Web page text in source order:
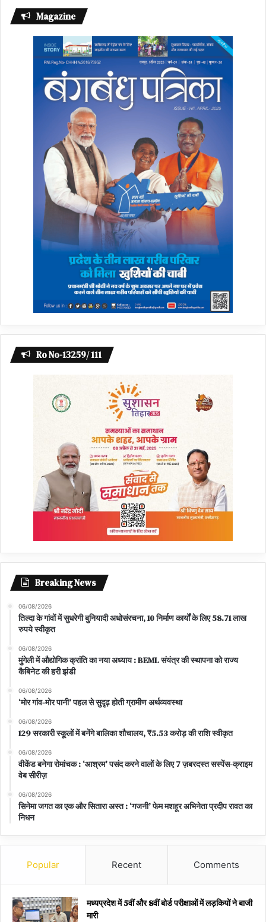
Magazine
Ro No-13259/ 111
Breaking News
06/08/2026
तिल्दा के गांवों में सुधरेगी बुनियादी अधोसंरचना, 10 निर्माण कार्यों के लिए 58.71 लाख
रुपये स्वीकृत
06/08/2026
मुंगेली में औद्योगिक क्रांति का नया अध्याय : BEML संयंत्र की स्थापना को राज्य
कैबिनेट की हरी झंडी
06/08/2026
‘मोर गांव-मोर पानी’ पहल से सुदृढ़ होती ग्रामीण अर्थव्यवस्था
06/08/2026
129 सरकारी स्कूलों में बनेंगे बालिका शौचालय, ₹5.53 करोड़ की राशि स्वीकृत
06/08/2026
वीकेंड बनेगा रोमांचक : ‘आश्रम’ पसंद करने वालों के लिए 7 ज़बरदस्त सस्पेंस-क्राइम
वेब सीरीज़
06/08/2026
सिनेमा जगत का एक और सितारा अस्त : ‘गजनी’ फेम मशहूर अभिनेता प्रदीप रावत का
निधन
Popular Recent Comments
मध्यप्रदेश में 5वीं और 8वीं बोर्ड परीक्षाओं में लड़कियों ने बाजी
मारी